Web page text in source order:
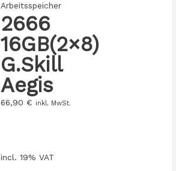
Arbeitsspeicher
2666
16GB(2×8)
G.Skill
Aegis
66,90 € inkl. MwSt.
incl. 19% VAT